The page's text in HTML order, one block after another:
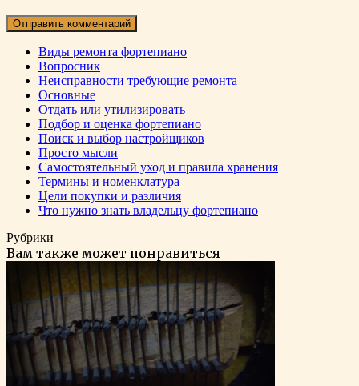
Виды ремонта фортепиано
Вопросник
Неисправности требующие ремонта
Основные
Отдать или утилизировать
Подбор и оценка фортепиано
Поиск и выбор настройщиков
Просто мысли
Самостоятельный уход и правила хранения
Термины и номенклатура
Цели покупки и различия
Что нужно знать владельцу фортепиано
Рубрики
Вам также может понравиться